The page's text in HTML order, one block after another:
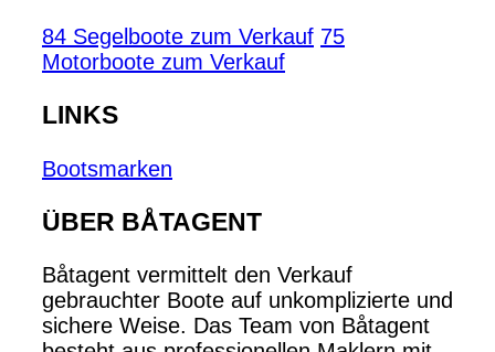
84 Segelboote zum Verkauf 75
Motorboote zum Verkauf
LINKS
Bootsmarken
ÜBER BÅTAGENT
Båtagent vermittelt den Verkauf
gebrauchter Boote auf unkomplizierte und
sichere Weise. Das Team von Båtagent